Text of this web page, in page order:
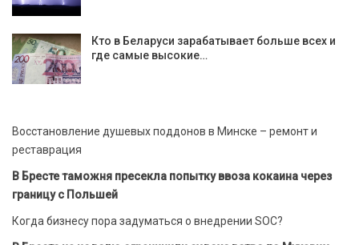
Кто в Беларуси зарабатывает больше всех и
где самые высокие…
Восстановление душевых поддонов в Минске – ремонт и
реставрация
В Бресте таможня пресекла попытку ввоза кокаина через
границу с Польшей
Когда бизнесу пора задуматься о внедрении SOC?